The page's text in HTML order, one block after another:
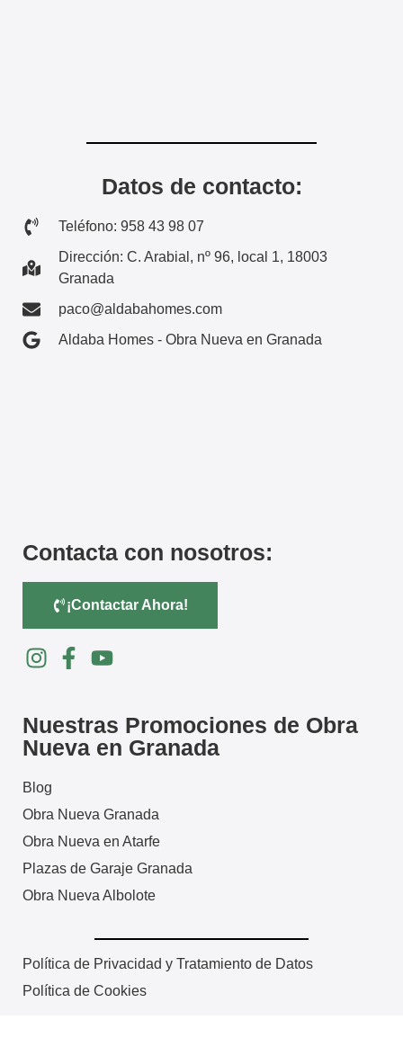
Datos de contacto:
Teléfono: 958 43 98 07
Dirección: C. Arabial, nº 96, local 1, 18003
Granada
paco@aldabahomes.com
Aldaba Homes - Obra Nueva en Granada
Contacta con nosotros:
¡Contactar Ahora!
Nuestras Promociones de Obra
Nueva en Granada
Blog
Obra Nueva Granada
Obra Nueva en Atarfe
Plazas de Garaje Granada
Obra Nueva Albolote
Política de Privacidad y Tratamiento de Datos
Política de Cookies